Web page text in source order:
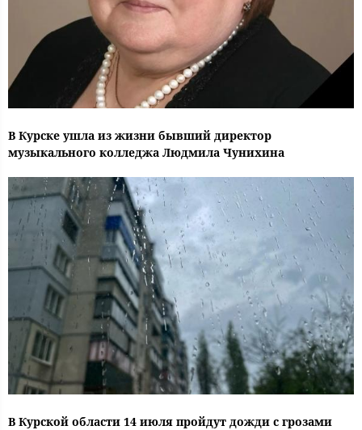
В Курске ушла из жизни бывший директор
музыкального колледжа Людмила Чунихина
В Курской области 14 июля пройдут дожди с грозами